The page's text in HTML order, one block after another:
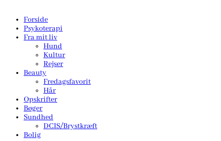
Forside
Psykoterapi
Fra mit liv
Hund
Kultur
Rejser
Beauty
Fredagsfavorit
Hår
Opskrifter
Bøger
Sundhed
DCIS/Brystkræft
Bolig